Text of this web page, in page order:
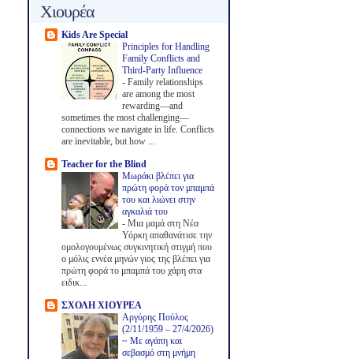
Χιουρέα
Kids Are Special
Principles for Handling
Family Conflicts and
Third-Party Influence
- Family relationships
are among the most
rewarding—and
sometimes the most challenging—
connections we navigate in life. Conflicts
are inevitable, but how ...
Teacher for the Blind
Μωράκι βλέπει για
πρώτη φορά τον μπαμπά
του και λιώνει στην
αγκαλιά του
- Μια μαμά στη Νέα
Υόρκη απαθανάτισε την
ομολογουμένως συγκινητική στιγμή που
ο μόλις εννέα μηνών γιος της βλέπει για
πρώτη φορά το μπαμπά του χάρη στα
ειδικ...
ΣΧΟΛΗ ΧΙΟΥΡΕΑ
Αργύρης Πούλος
(2/11/1959 – 27/4/2026)
~ Με αγάπη και
σεβασμό στη μνήμη